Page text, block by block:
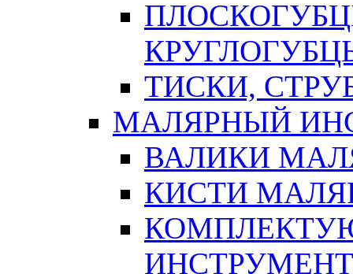
ТИСКИ,
МАЛЯРНЫЙ
ВАЛИКИ
КИСТИ